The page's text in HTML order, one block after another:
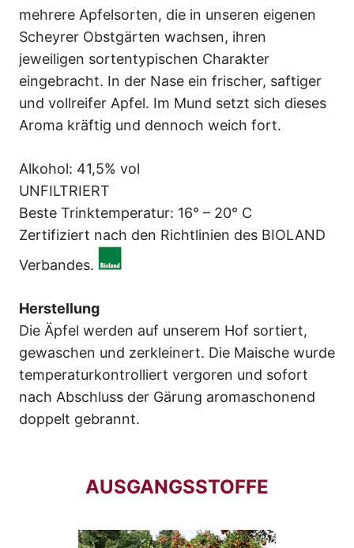
mehrere Apfelsorten, die in unseren eigenen
Scheyrer Obstgärten wachsen, ihren
jeweiligen sortentypischen Charakter
eingebracht. In der Nase ein frischer, saftiger
und vollreifer Apfel. Im Mund setzt sich dieses
Aroma kräftig und dennoch weich fort.
Alkohol: 41,5% vol
UNFILTRIERT
Beste Trinktemperatur: 16° – 20° C
Zertifiziert nach den Richtlinien des BIOLAND
Verbandes.
Herstellung
Die Äpfel werden auf unserem Hof sortiert,
gewaschen und zerkleinert. Die Maische wurde
temperaturkontrolliert vergoren und sofort
nach Abschluss der Gärung aromaschonend
doppelt gebrannt.
AUSGANGSSTOFFE